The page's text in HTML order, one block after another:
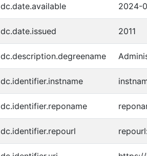
dc.date.available 2024-
dc.date.issued 2011
dc.description.degreename
dc.identifier.instname
dc.identifier.reponame
dc.identifier.repourl